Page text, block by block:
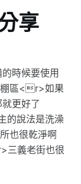
享
時候要使用
區<r>如果
更好了
的說法是洗澡
也很乾淨啊
三義老街也很